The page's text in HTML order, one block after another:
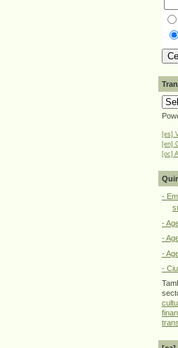
[es]
[en]
[oc]
-
-
-
-
-